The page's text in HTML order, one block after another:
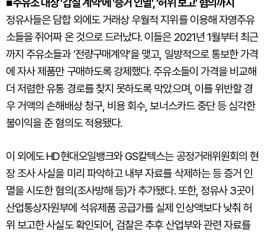
■주유소 대상 '갑질 계약'에 '증거 인멸', '허위 보고' 혐의까지
정유사들은 담합 외에도 거래상 우월적 지위를 이용해 자영주유
소들을 쥐어짜 온 것으로 드러났다. 이들은 2021년 1월부터 최근
까지 주유소들과 '전량구매계약'을 맺고, 일방적으로 통보한 가격
에 자사 제품만 구매하도록 강제했다. 주유소들이 가격을 비교해
더 저렴한 유통 경로를 찾지 못하도록 막았으며, 이를 위반할 경
우 거액의 손해배상 청구, 비용 회수, 보너스카드 중단 등 심각한
불이익을 준 혐의도 적용됐다.
이 외에도 HD현대오일뱅크와 GS칼텍스는 공정거래위원회의 현
장 조사 사실을 미리 파악하고 내부 자료를 삭제하는 등 증거 인
멸을 시도한 혐의(조사방해 등)가 추가됐다. 또한, 정유사 3곳이
산업통상자원부에 석유제품 공급가를 실제 인상액보다 낮춰 허
위 보고한 사실도 확인되어, 검찰은 추후 산업부와 관련 자료를